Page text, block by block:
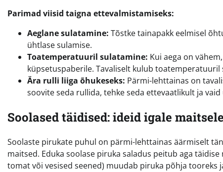
Parimad viisid taigna ettevalmistamiseks:
Aeglane sulatamine: Tõstke tainapakk eelmisel
ühtlase sulamise.
Toatemperatuuril sulatamine: Kui aega on
küpsetuspaberile. Tavaliselt kulub toatemperatuuril
Ära rulli liiga õhukeseks: Pärmi-lehttainas on
soovite seda rullida, tehke seda ettevaatlikult ja
Soolased täidised: ideid igale maitsele
Soolaste pirukate puhul on pärmi-lehttainas äärmiselt
maitsed. Eduka soolase piruka saladus peitub aga
tomat või vesised seened) muudab piruka põhja tooreks